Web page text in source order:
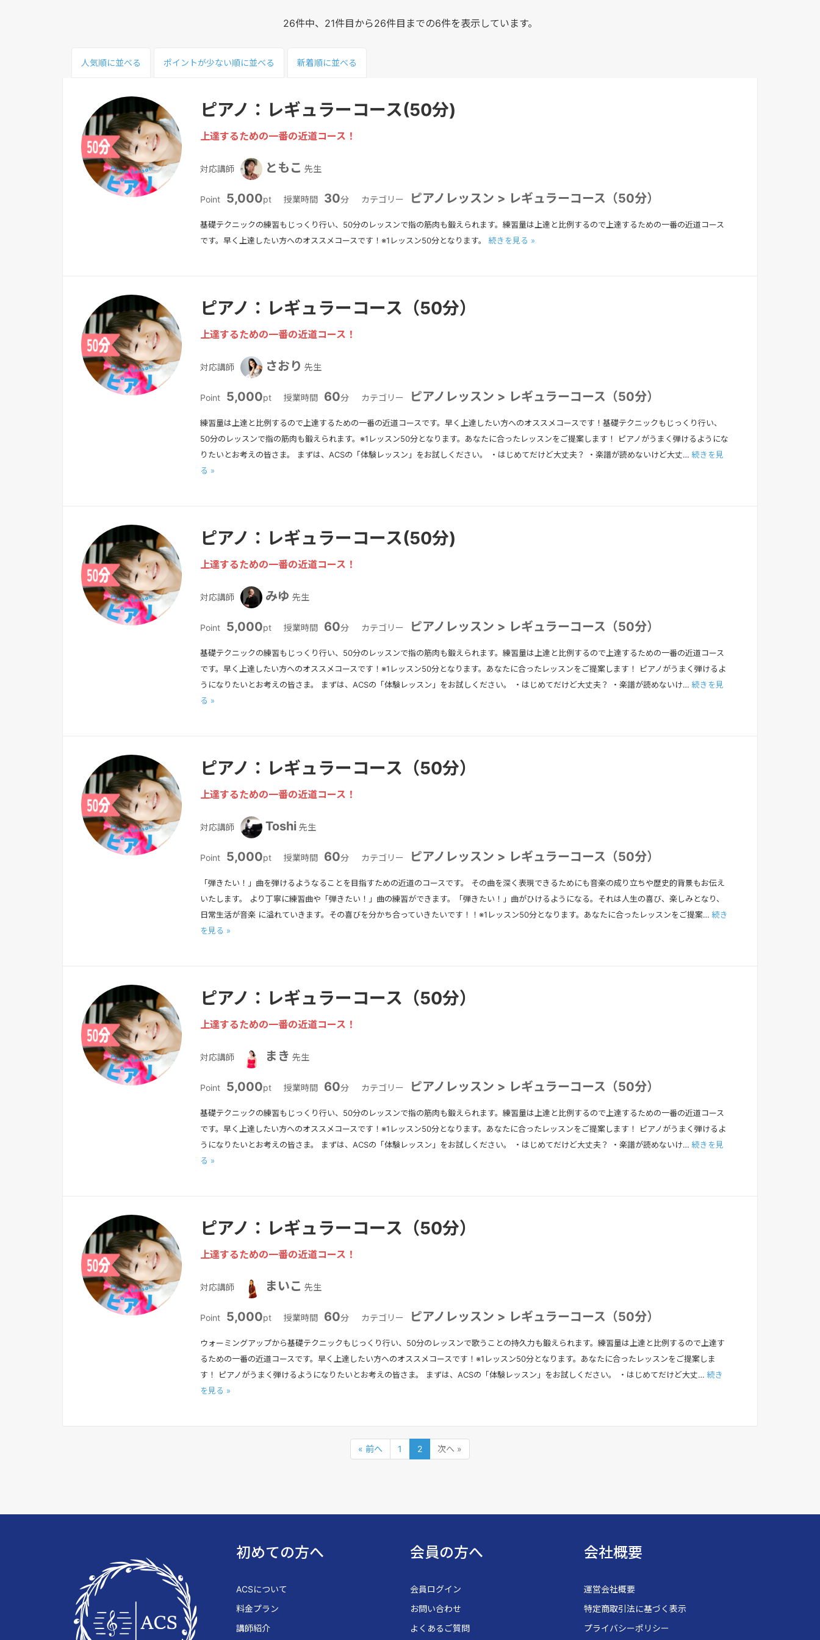
26件中、21件目から26件目までの6件を表示しています。
人気順に並べる ポイントが少ない順に並べる 新着順に並べる
ピアノ：レギュラーコース(50分)
上達するための一番の近道コース！
対応講師 ともこ 先生
Point 5,000pt 授業時間 30分 カテゴリー ピアノレッスン > レギュラーコース（50分）
基礎テクニックの練習もじっくり行い、50分のレッスンで指の筋肉も鍛えられます。練習量は上達と比例するので上達するための一番の近道コース
です。早く上達したい方へのオススメコースです！※1レッスン50分となります。 続きを見る »
ピアノ：レギュラーコース（50分）
上達するための一番の近道コース！
対応講師 さおり 先生
Point 5,000pt 授業時間 60分 カテゴリー ピアノレッスン > レギュラーコース（50分）
練習量は上達と比例するので上達するための一番の近道コースです。早く上達したい方へのオススメコースです！基礎テクニックもじっくり行い、
50分のレッスンで指の筋肉も鍛えられます。※1レッスン50分となります。あなたに合ったレッスンをご提案します！ ピアノがうまく弾けるようにな
りたいとお考えの皆さま。 まずは、ACSの「体験レッスン」をお試しください。 ・はじめてだけど大丈夫？ ・楽譜が読めないけど大丈… 続きを見
る »
ピアノ：レギュラーコース(50分)
上達するための一番の近道コース！
対応講師 みゆ 先生
Point 5,000pt 授業時間 60分 カテゴリー ピアノレッスン > レギュラーコース（50分）
基礎テクニックの練習もじっくり行い、50分のレッスンで指の筋肉も鍛えられます。練習量は上達と比例するので上達するための一番の近道コース
です。早く上達したい方へのオススメコースです！※1レッスン50分となります。あなたに合ったレッスンをご提案します！ ピアノがうまく弾けるよ
うになりたいとお考えの皆さま。 まずは、ACSの「体験レッスン」をお試しください。 ・はじめてだけど大丈夫？ ・楽譜が読めないけ… 続きを見
る »
ピアノ：レギュラーコース（50分）
上達するための一番の近道コース！
対応講師 Toshi先生
Point 5,000pt 授業時間 60分 カテゴリー ピアノレッスン > レギュラーコース（50分）
「弾きたい！」曲を弾けるようなることを⽬指すための近道のコースです。 その曲を深く表現できるためにも⾳楽の成り⽴ちや歴史的背景もお伝え
いたします。 より丁寧に練習曲や「弾きたい！」曲の練習ができます。「弾きたい！」曲がひけるようになる。それは⼈⽣の喜び、楽しみとなり、
⽇常⽣活が⾳楽 に溢れていきます。その喜びを分かち合っていきたいです！！※1レッスン50分となります。あなたに合ったレッスンをご提案… 続き
を見る »
ピアノ：レギュラーコース（50分）
上達するための一番の近道コース！
対応講師 まき 先生
Point 5,000pt 授業時間 60分 カテゴリー ピアノレッスン > レギュラーコース（50分）
基礎テクニックの練習もじっくり行い、50分のレッスンで指の筋肉も鍛えられます。練習量は上達と比例するので上達するための一番の近道コース
です。早く上達したい方へのオススメコースです！※1レッスン50分となります。あなたに合ったレッスンをご提案します！ ピアノがうまく弾けるよ
うになりたいとお考えの皆さま。 まずは、ACSの「体験レッスン」をお試しください。 ・はじめてだけど大丈夫？ ・楽譜が読めないけ… 続きを見
る »
ピアノ：レギュラーコース（50分）
上達するための一番の近道コース！
対応講師 まいこ 先生
Point 5,000pt 授業時間 60分 カテゴリー ピアノレッスン > レギュラーコース（50分）
ウォーミングアップから基礎テクニックもじっくり行い、50分のレッスンで歌うことの持久力も鍛えられます。練習量は上達と比例するので上達す
るための一番の近道コースです。早く上達したい方へのオススメコースです！※1レッスン50分となります。あなたに合ったレッスンをご提案しま
す！ ピアノがうまく弾けるようになりたいとお考えの皆さま。 まずは、ACSの「体験レッスン」をお試しください。 ・はじめてだけど大丈… 続き
を見る »
« 前へ 1 2 次へ »
初めての方へ
ACSについて
料金プラン
講師紹介
会員の方へ
会員ログイン
お問い合わせ
よくあるご質問
会社概要
運営会社概要
特定商取引法に基づく表示
プライバシーポリシー